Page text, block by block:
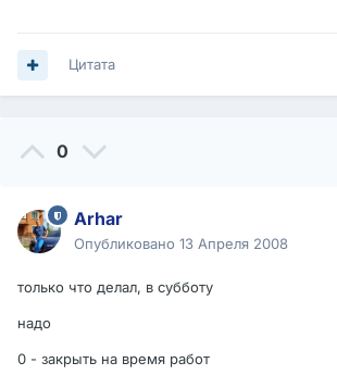
Цитата
0
Arhar
Опубликовано 13 Апреля 2008
только что делал, в субботу
надо
0 - закрыть на время работ